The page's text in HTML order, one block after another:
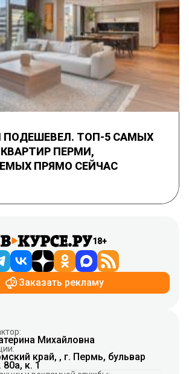
ПОДЕШЕВЕЛ. ТОП-5 САМЫХ
ПЕРМИ,
ПРЯМО СЕЙЧАС
18+
Заказать рекламу
Михайловна
край, , г. Пермь, бульвар
80а, к. 1